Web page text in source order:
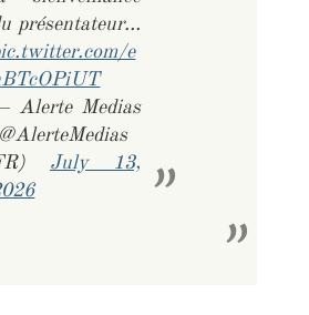
présentateur…
e
Alerte Medias
July 13,